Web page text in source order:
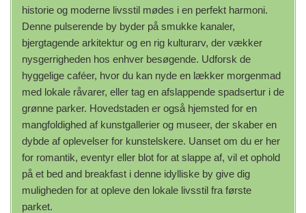
historie og moderne livsstil mødes i en perfekt harmoni.
Denne pulserende by byder på smukke kanaler,
bjergtagende arkitektur og en rig kulturarv, der vækker
nysgerrigheden hos enhver besøgende. Udforsk de
hyggelige caféer, hvor du kan nyde en lækker morgenmad
med lokale råvarer, eller tag en afslappende spadsertur i de
grønne parker. Hovedstaden er også hjemsted for en
mangfoldighed af kunstgallerier og museer, der skaber en
dybde af oplevelser for kunstelskere. Uanset om du er her
for romantik, eventyr eller blot for at slappe af, vil et ophold
på et bed and breakfast i denne idylliske by give dig
muligheden for at opleve den lokale livsstil fra første
parket.